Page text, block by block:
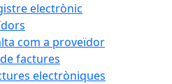
electrònic
com a proveïdor
factures
electròniques